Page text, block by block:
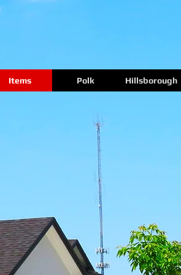
Items Polk Hillsborough